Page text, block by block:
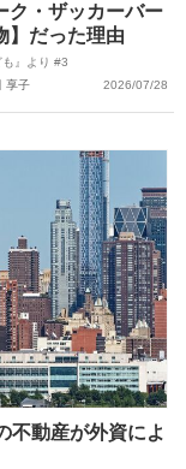
ク・ザッカーバー
】だった理由
も』より #3
享子 2026/07/28
不動産が外資によ